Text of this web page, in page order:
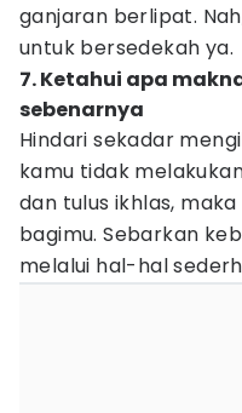
ganjaran berlipat.
untuk bersedekah ya.
7. Ketahui apa
sebenarnya
Hindari sekadar
kamu tidak
dan tulus ikhlas,
bagimu. Sebarkan
melalui hal-hal